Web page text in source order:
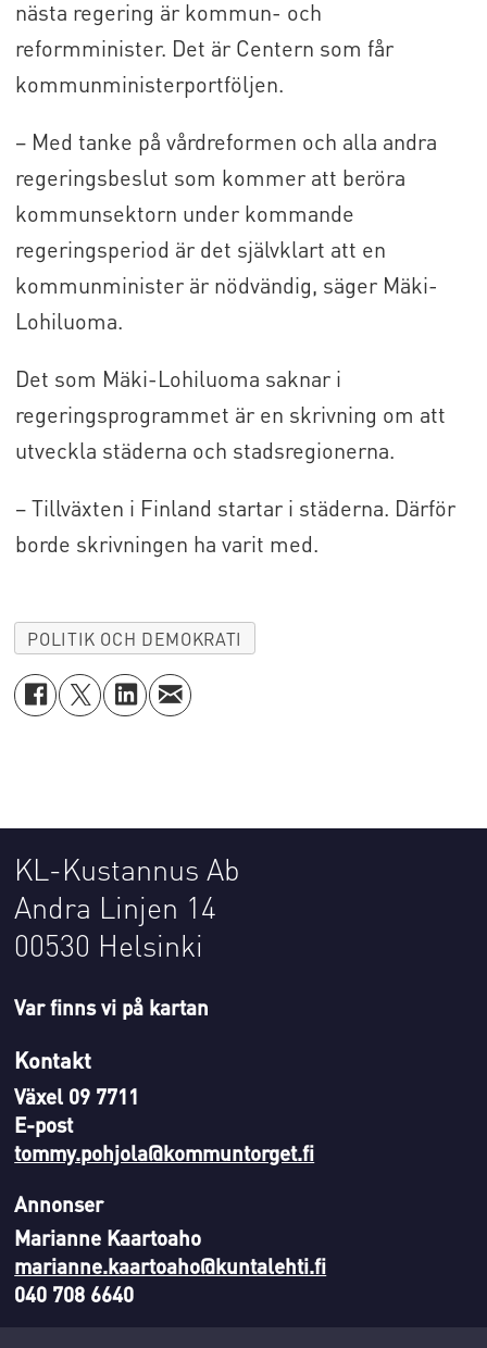
nästa regering är kommun- och
reformminister. Det är Centern som får
kommunministerportföljen.
– Med tanke på vårdreformen och alla andra
regeringsbeslut som kommer att beröra
kommunsektorn under kommande
regeringsperiod är det självklart att en
kommunminister är nödvändig, säger Mäki-
Lohiluoma.
Det som Mäki-Lohiluoma saknar i
regeringsprogrammet är en skrivning om att
utveckla städerna och stadsregionerna.
– Tillväxten i Finland startar i städerna. Därför
borde skrivningen ha varit med.
POLITIK OCH DEMOKRATI
KL-Kustannus Ab
Andra Linjen 14
00530 Helsinki
Var finns vi på kartan
Kontakt
Växel 09 7711
E-post
tommy.pohjola@kommuntorget.fi
Annonser
Marianne Kaartoaho
marianne.kaartoaho@kuntalehti.fi
040 708 6640